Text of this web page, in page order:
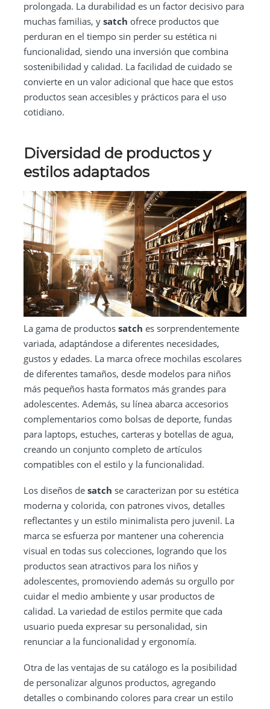
prolongada. La durabilidad es un factor decisivo para
muchas familias, y satch ofrece productos que
perduran en el tiempo sin perder su estética ni
funcionalidad, siendo una inversión que combina
sostenibilidad y calidad. La facilidad de cuidado se
convierte en un valor adicional que hace que estos
productos sean accesibles y prácticos para el uso
cotidiano.
Diversidad de productos y
estilos adaptados
La gama de productos satch es sorprendentemente
variada, adaptándose a diferentes necesidades,
gustos y edades. La marca ofrece mochilas escolares
de diferentes tamaños, desde modelos para niños
más pequeños hasta formatos más grandes para
adolescentes. Además, su línea abarca accesorios
complementarios como bolsas de deporte, fundas
para laptops, estuches, carteras y botellas de agua,
creando un conjunto completo de artículos
compatibles con el estilo y la funcionalidad.
Los diseños de satch se caracterizan por su estética
moderna y colorida, con patrones vivos, detalles
reflectantes y un estilo minimalista pero juvenil. La
marca se esfuerza por mantener una coherencia
visual en todas sus colecciones, logrando que los
productos sean atractivos para los niños y
adolescentes, promoviendo además su orgullo por
cuidar el medio ambiente y usar productos de
calidad. La variedad de estilos permite que cada
usuario pueda expresar su personalidad, sin
renunciar a la funcionalidad y ergonomía.
Otra de las ventajas de su catálogo es la posibilidad
de personalizar algunos productos, agregando
detalles o combinando colores para crear un estilo